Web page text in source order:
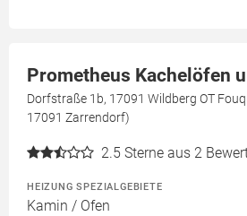
Prometheus Kachelöfen
Dorfstraße 1b, 17091 Wildberg OT
17091 Zarrendorf)
2.5 Sterne aus 2
HEIZUNG SPEZIALGEBIETE
Kamin / Ofen